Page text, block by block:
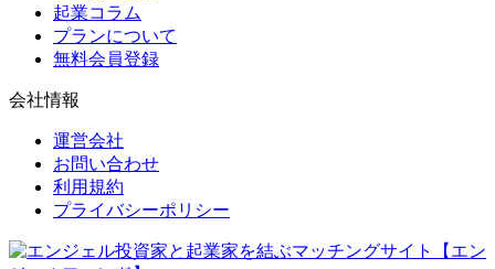
起業コラム
プランについて
無料会員登録
会社情報
運営会社
お問い合わせ
利用規約
プライバシーポリシー